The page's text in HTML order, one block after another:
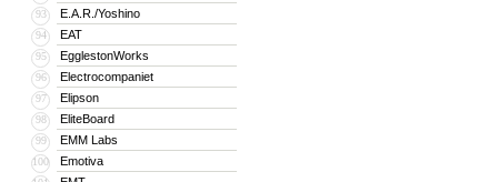
93 E.A.R./Yoshino
94 EAT
95 EgglestonWorks
96 Electrocompaniet
97 Elipson
98 EliteBoard
99 EMM Labs
100 Emotiva